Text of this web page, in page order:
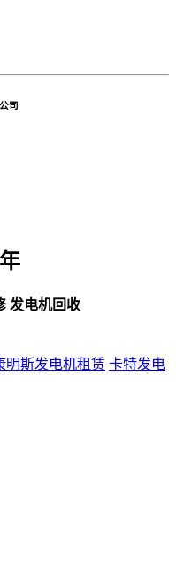
司
发电机回收
明斯发电机租赁 卡特发电